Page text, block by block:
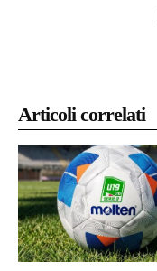
Articoli correlati